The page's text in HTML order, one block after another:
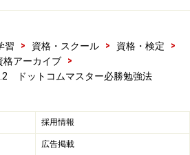
習 > 資格・スクール > 資格・検定
>
格アーカイブ
>
ドットコムマスター必勝勉強法
採用情報
広告掲載